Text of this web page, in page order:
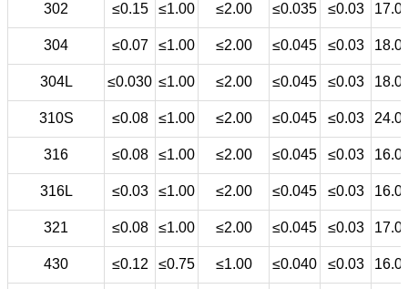
302 ≤0.15 ≤1.00 ≤2.00 ≤0.035 ≤0.03
304 ≤0.07 ≤1.00 ≤2.00 ≤0.045 ≤0.03
304L ≤0.030 ≤1.00 ≤2.00 ≤0.045 ≤0.03
310S ≤0.08 ≤1.00 ≤2.00 ≤0.045 ≤0.03
316 ≤0.08 ≤1.00 ≤2.00 ≤0.045 ≤0.03
316L ≤0.03 ≤1.00 ≤2.00 ≤0.045 ≤0.03
321 ≤0.08 ≤1.00 ≤2.00 ≤0.045 ≤0.03
430 ≤0.12 ≤0.75 ≤1.00 ≤0.040 ≤0.03